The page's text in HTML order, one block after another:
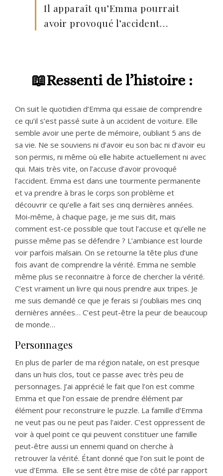
Il apparaît qu’Emma pourrait
avoir provoqué l’accident…
📖Ressenti de l’histoire :
On suit le quotidien d’Emma qui essaie de comprendre
ce qu’il s’est passé suite à un accident de voiture. Elle
semble avoir une perte de mémoire, oubliant 5 ans de
sa vie. Ne se souviens ni d’avoir eu son bac ni d’avoir eu
son permis, ni même où elle habite actuellement ni avec
qui. Mais très vite, on l’accuse d’avoir provoqué
l’accident. Emma est dans une tourmente permanente
et va prendre à bras le corps son problème et
découvrir ce qu’elle a fait ses cinq dernières années.
Moi-même, à chaque page, je me suis dit, mais
comment est-ce possible que tout l’accuse et qu’elle ne
puisse même pas se défendre ? L’ambiance est lourde
voir parfois malsain. On se retourne la tête plus d’une
fois avant de comprendre la vérité. Emma ne semble
même plus se reconnaitre à force de chercher la vérité.
C’est vraiment un livre qui nous prendre aux tripes. Je
me suis demandé ce que je ferais si j’oubliais mes cinq
dernières années… C’est peut-être la peur de beaucoup
de monde…
Personnages
En plus de parler de ma région natale, on est presque
dans un huis clos, tout ce passe avec très peu de
personnages. J’ai apprécié le fait que l’on est comme
Emma et que l’on essaie de prendre élément par
élément pour reconstruire le puzzle. La famille d’Emma
ne veut pas ou ne peut pas l’aider. C’est oppressent de
voir à quel point ce qui peuvent constituer une famille
peut-être aussi un ennemi quand on cherche à
retrouver la vérité. Étant donné que l’on suit le point de
vue d’Emma. Elle se sent être mise de côté par rapport